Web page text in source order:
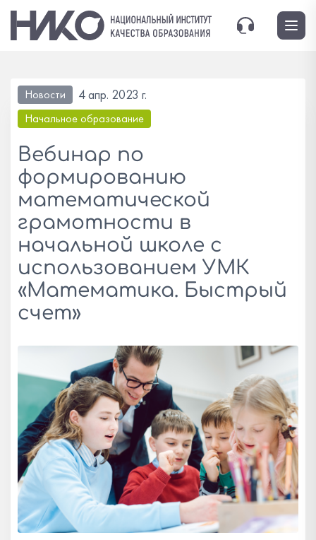
Новости 4 апр. 2023 г.
Начальное образование
Вебинар по
формированию
математической
грамотности в
начальной школе с
использованием УМК
«Математика. Быстрый
счет»